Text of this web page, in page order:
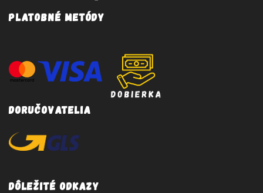
Platobné metódy
Doručovatelia
Dôležité odkazy